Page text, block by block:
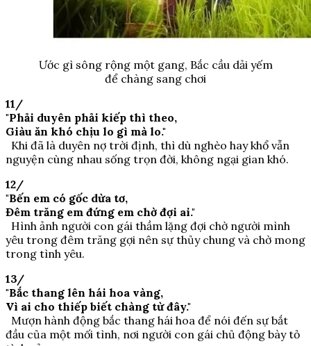
Ước gì sông rộng một gang, Bắc cầu dải yếm
để chàng sang chơi
11/
"Phải duyên phải kiếp thì theo,
Giàu ăn khó chịu lo gì mà lo."
Khi đã là duyên nợ trời định, thì dù nghèo hay khổ vẫn
nguyện cùng nhau sống trọn đời, không ngại gian khó.
12/
"Bến em có gốc dừa tơ,
Đêm trăng em đứng em chờ đợi ai."
Hình ảnh người con gái thầm lặng đợi chờ người mình
yêu trong đêm trăng gợi nên sự thủy chung và chờ mong
trong tình yêu.
13/
"Bắc thang lên hái hoa vàng,
Vì ai cho thiếp biết chàng từ đây."
Mượn hành động bắc thang hái hoa để nói đến sự bắt
đầu của một mối tình, nơi người con gái chủ động bày tỏ